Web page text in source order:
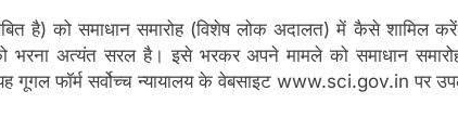
है) को समाधान समारोह (विशेष लोक अदालत) में कैसे शामिल
भरना अत्यंत सरल है। इसे भरकर अपने मामले को समाधान
गूगल फॉर्म सर्वोच्च न्यायालय के वेबसाइट www.sci.gov.in पर